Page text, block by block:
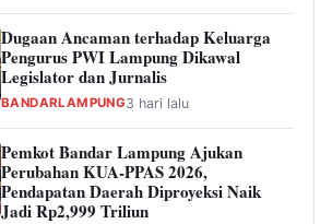
Dugaan Ancaman terhadap Keluarga
Pengurus PWI Lampung Dikawal
Legislator dan Jurnalis
BANDARLAMPUNG3 hari lalu
Pemkot Bandar Lampung Ajukan
Perubahan KUA-PPAS 2026,
Pendapatan Daerah Diproyeksi Naik
Jadi Rp2,999 Triliun